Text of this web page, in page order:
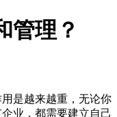
管理？
是越来越重，无论你
业，都需要建立自己